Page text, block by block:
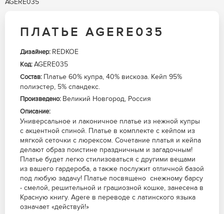
ПЛАТЬЕ AGERE035
Дизайнер: REDKOE
Код:AGERE035
Состав: Платье 60% купра, 40% вискоза. Кейп 95%
полиэстер, 5% спандекс.
Произведено: Великий Новгород, Россия
Описание:
Универсальное и лаконичное платье из нежной купры
с акцентной спиной. Платье в комплекте с кейпом из
мягкой сеточки с люрексом. Сочетание платья и кейпа
делают образ поистине праздничным и загадочным!
Платье будет легко стилизоваться с другими вещами
из вашего гардероба, а также послужит отличной базой
под любую задачу! Платье посвящено снежному барсу
- смелой, решительной и грациозной кошке, занесена в
Красную книгу. Agere в переводе с латинского языка
означает «действуй!»